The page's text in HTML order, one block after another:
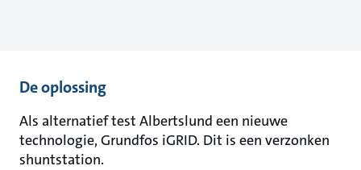
De oplossing
Als alternatief test Albertslund een nieuwe
technologie, Grundfos iGRID. Dit is een verzonken
shuntstation.